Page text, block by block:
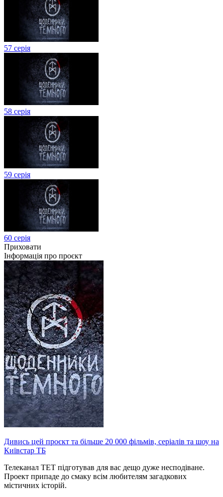
57 серія
58 серія
59 серія
60 серія
Приховати
Інформація про проєкт
Дивись цей проєкт та більше 20 000 фільмів, серіалів та шоу на
Київстар ТБ
Телеканал ТЕТ підготував для вас дещо дуже несподіване.
Проект припаде до смаку всім любителям загадкових
містичних історій.